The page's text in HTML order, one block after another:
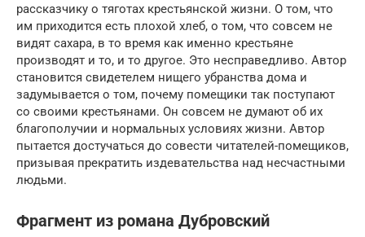
рассказчику о тяготах крестьянской жизни. О том, что
им приходится есть плохой хлеб, о том, что совсем не
видят сахара, в то время как именно крестьяне
производят и то, и то другое. Это несправедливо. Автор
становится свидетелем нищего убранства дома и
задумывается о том, почему помещики так поступают
со своими крестьянами. Он совсем не думают об их
благополучии и нормальных условиях жизни. Автор
пытается достучаться до совести читателей-помещиков,
призывая прекратить издевательства над несчастными
людьми.
Фрагмент из романа Дубровский